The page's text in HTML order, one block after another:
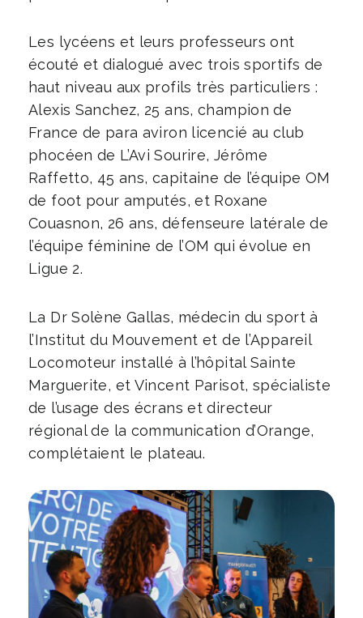
Les lycéens et leurs professeurs ont
écouté et dialogué avec trois sportifs de
haut niveau aux profils très particuliers :
Alexis Sanchez, 25 ans, champion de
France de para aviron licencié au club
phocéen de L’Avi Sourire, Jérôme
Raffetto, 45 ans, capitaine de l’équipe OM
de foot pour amputés, et Roxane
Couasnon, 26 ans, défenseure latérale de
l’équipe féminine de l’OM qui évolue en
Ligue 2.
La Dr Solène Gallas, médecin du sport à
l’Institut du Mouvement et de l’Appareil
Locomoteur installé à l’hôpital Sainte
Marguerite, et Vincent Parisot, spécialiste
de l’usage des écrans et directeur
régional de la communication d’Orange,
complétaient le plateau.